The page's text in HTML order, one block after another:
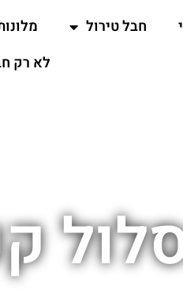
חבל טירול
לא רק